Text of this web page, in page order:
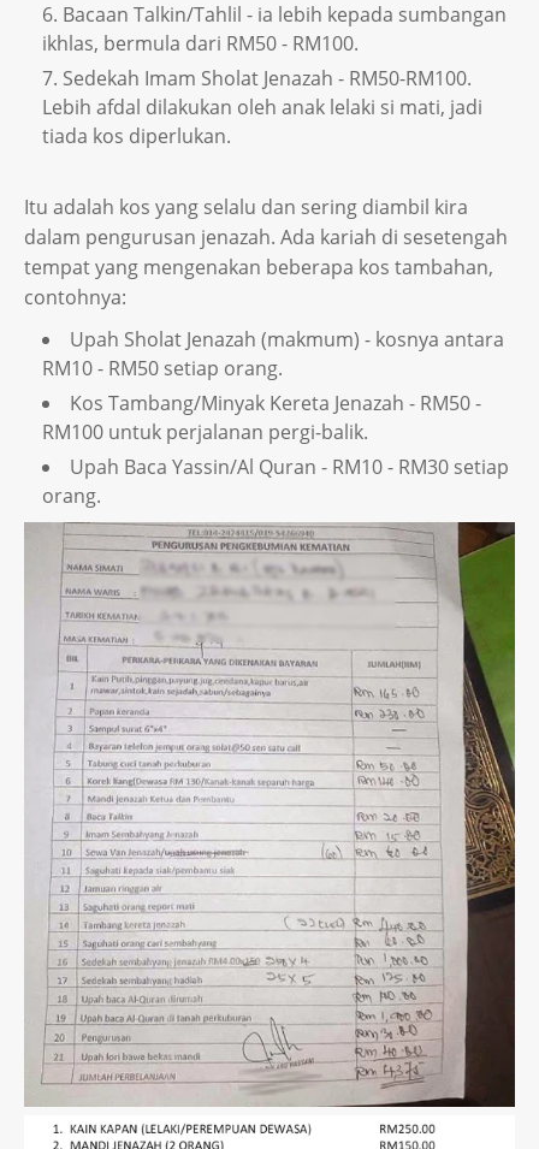
Bacaan Talkin/Tahlil - ia lebih kepada sumbangan
ikhlas, bermula dari RM50 - RM100.
Sedekah Imam Sholat Jenazah - RM50-RM100.
Lebih afdal dilakukan oleh anak lelaki si mati, jadi
tiada kos diperlukan.
Itu adalah kos yang selalu dan sering diambil kira
dalam pengurusan jenazah. Ada kariah di sesetengah
tempat yang mengenakan beberapa kos tambahan,
contohnya:
Upah Sholat Jenazah (makmum) - kosnya antara
RM10 - RM50 setiap orang.
Kos Tambang/Minyak Kereta Jenazah - RM50 -
RM100 untuk perjalanan pergi-balik.
Upah Baca Yassin/Al Quran - RM10 - RM30 setiap
orang.